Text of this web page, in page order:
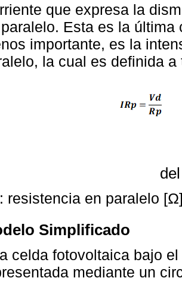
que expresa la
Esta es la
importante, es la
la cual es definida
resistencia en paralelo
Simplificado
celda fotovoltaica bajo
mediante un